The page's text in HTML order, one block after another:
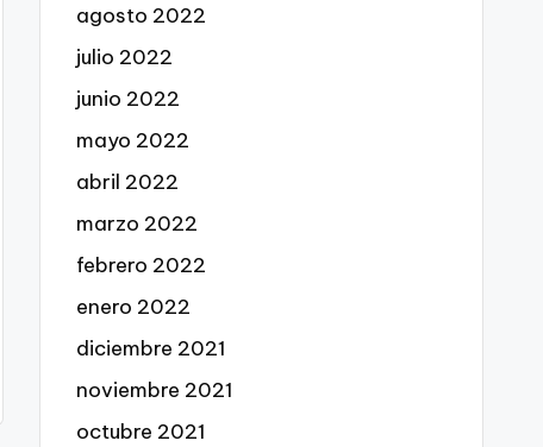
agosto 2022
julio 2022
junio 2022
mayo 2022
abril 2022
marzo 2022
febrero 2022
enero 2022
diciembre 2021
noviembre 2021
octubre 2021